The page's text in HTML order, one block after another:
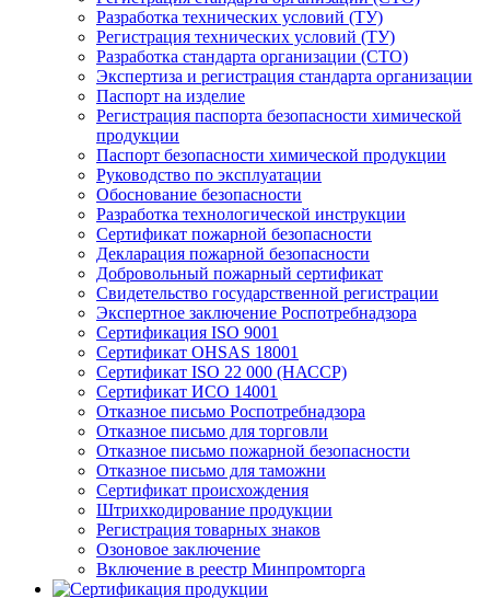
Разработка технических условий (ТУ)
Регистрация технических условий (ТУ)
Разработка стандарта организации (СТО)
Экспертиза и регистрация стандарта организации
Паспорт на изделие
Регистрация паспорта безопасности химической
продукции
Паспорт безопасности химической продукции
Руководство по эксплуатации
Обоснование безопасности
Разработка технологической инструкции
Сертификат пожарной безопасности
Декларация пожарной безопасности
Добровольный пожарный сертификат
Свидетельство государственной регистрации
Экспертное заключение Роспотребнадзора
Сертификация ISO 9001
Сертификат OHSAS 18001
Сертификат ISO 22 000 (НАССР)
Сертификат ИСО 14001
Отказное письмо Роспотребнадзора
Отказное письмо для торговли
Отказное письмо пожарной безопасности
Отказное письмо для таможни
Сертификат происхождения
Штрихкодирование продукции
Регистрация товарных знаков
Озоновое заключение
Включение в реестр Минпромторга